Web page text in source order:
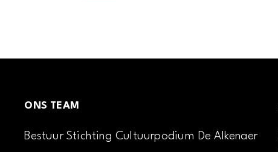
ONS TEAM
Bestuur Stichting Cultuurpodium De Alkenaer